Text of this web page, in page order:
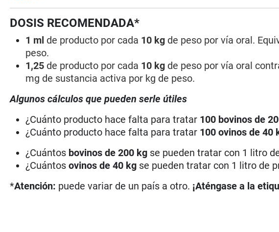
DOSIS RECOMENDADA*
1 ml de producto por cada 10 kg de peso por vía oral.
peso.
1,25 de producto por cada 10 kg de peso por vía oral
mg de sustancia activa por kg de peso.
Algunos cálculos que pueden serle útiles
¿Cuánto producto hace falta para tratar 100 bovinos de
¿Cuánto producto hace falta para tratar 100 ovinos de 40
¿Cuántos bovinos de 200 kg se pueden tratar con 1 litro
¿Cuántosovinos de 40 kg se pueden tratar con 1 litro de
*Atención: puede variar de un país a otro. ¡Aténgase a la